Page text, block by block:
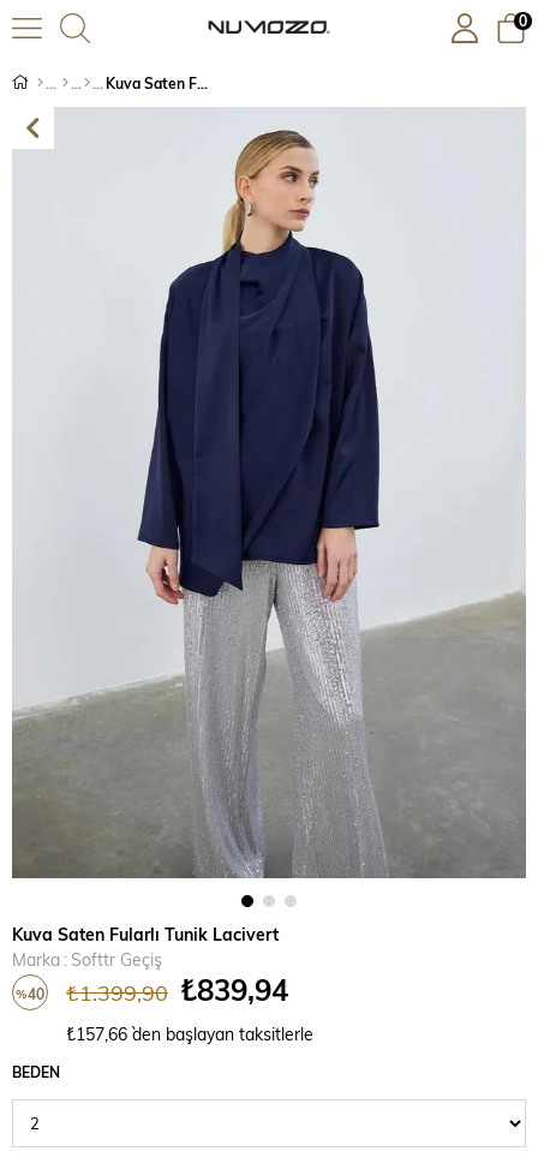
0
Kuva Saten Fularlı Tunik Lacivert
Kuva Saten Fularlı Tunik Lacivert
Marka : Softtr Geçiş
%40 ₺1.399,90 ₺839,94
₺157,66 `den başlayan taksitlerle
BEDEN